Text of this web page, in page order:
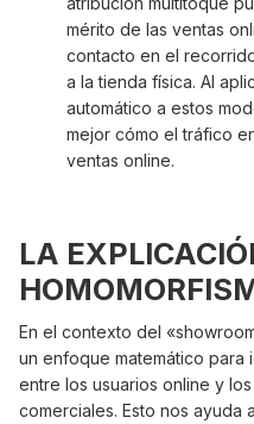
mérito de las ventas
contacto en el
a la tienda física. AI
automático a estos
mejor cómo el tráfico
ventas online.
LA
En el contexto del
un enfoque matemático
entre los usuarios online y
comerciales. Esto nos ayuda